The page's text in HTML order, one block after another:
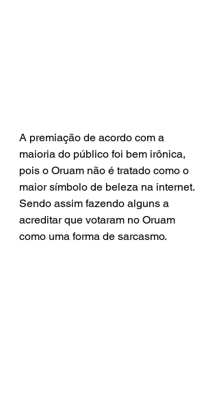
A premiação de acordo com a
maioria do público foi bem irônica,
pois o Oruam não é tratado como o
maior símbolo de beleza na internet.
Sendo assim fazendo alguns a
acreditar que votaram no Oruam
como uma forma de sarcasmo.